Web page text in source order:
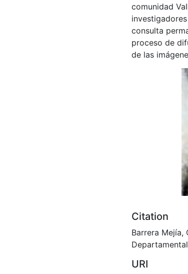
comunidad
consulta
proceso de
de las
Citation
Barrera Mejía,
URI